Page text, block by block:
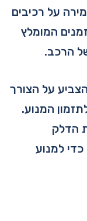
על רכיבים
המומלץ
הרכב.
על הצורך
המנוע.
הדלק
למנוע